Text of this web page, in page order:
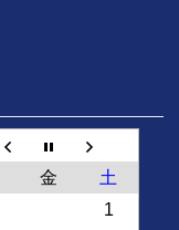
金
土
1